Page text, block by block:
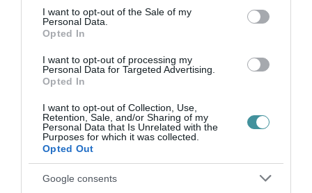
consent section.
I want to opt-out of the Sale of my
Personal Data.
Opted In
I want to opt-out of processing my
Personal Data for Targeted Advertising.
Opted In
I want to opt-out of Collection, Use,
Retention, Sale, and/or Sharing of my
Personal Data that Is Unrelated with the
Purposes for which it was collected.
Opted Out
Google consents
tippek és trükkök, amikkel
megtalálhatja a szerelmet!
2025. március 23 | Bakos Balázs
Az élet során számos nő találja magát
egyedül, legyen szó válás, szakítás vagy
az életkörülmények változásáról. Bár az
egyedüllét nehézségekkel járhat, egyben
lehetőség is új kapcsolatok építésére ...
TOVÁBB...